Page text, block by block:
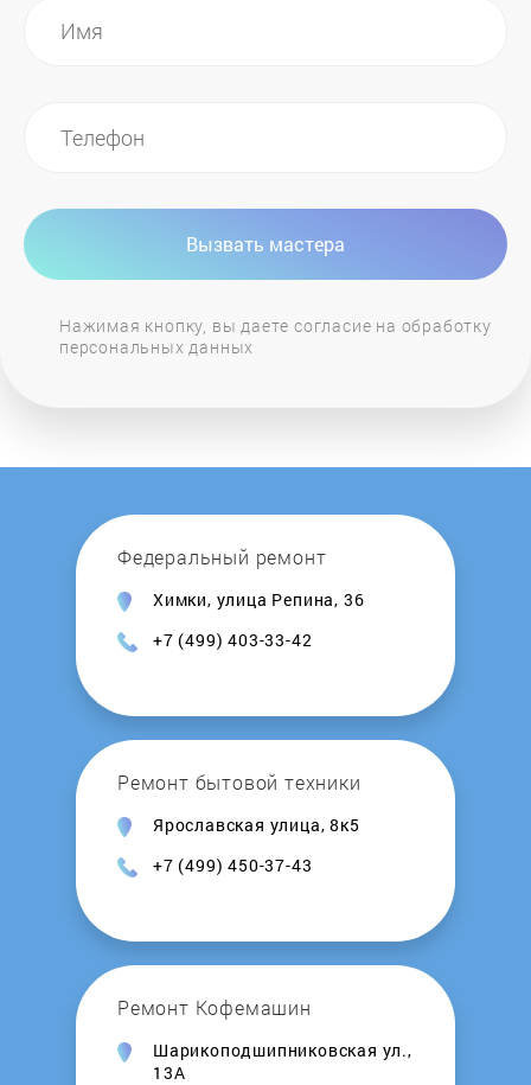
Hajdu
Hansa
Honeywell
Hosseven
Hydrosta
Immergas
Intois
Junker
Вызвать мастера
Нажимая кнопку, вы даете согласие на обработку
персональных данных
Федеральный ремонт
Химки, улица Репина, 36
+7 (499) 403-33-42
Ремонт бытовой техники
Ярославская улица, 8к5
+7 (499) 450-37-43
Ремонт Кофемашин
Шарикоподшипниковская ул.,
13А